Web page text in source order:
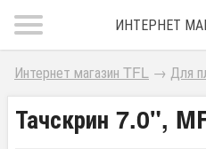
ИНТЕРНЕТ
Интернет магазин TFL → Для
Тачскрин 7.0",